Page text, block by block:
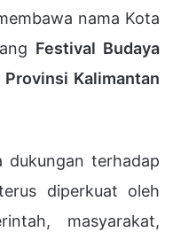
nama Kota
Festival Budaya
Kalimantan
dukungan terhadap
diperkuat oleh
masyarakat,